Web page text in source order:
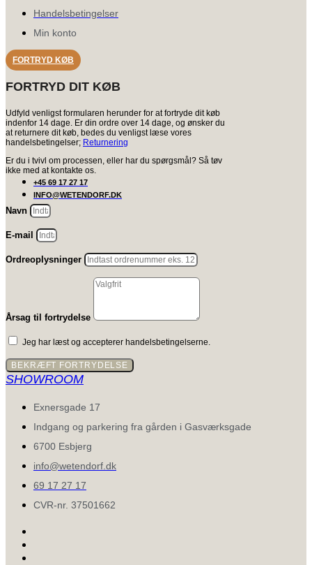
Handelsbetingelser
Min konto
FORTRYD KØB
FORTRYD DIT KØB
Udfyld venligst formularen herunder for at fortryde dit køb
indenfor 14 dage. Er din ordre over 14 dage, og ønsker du
at returnere dit køb, bedes du venligst læse vores
handelsbetingelser; Returnering
Er du i tvivl om processen, eller har du spørgsmål? Så tøv
ikke med at kontakte os.
+45 69 17 27 17
INFO@WETENDORF.DK
Navn
E-mail
Ordreoplysninger
Årsag til fortrydelse
Jeg har læst og accepterer handelsbetingelserne.
BEKRÆFT FORTRYDELSE
SHOWROOM
Exnersgade 17
Indgang og parkering fra gården i Gasværksgade
6700 Esbjerg
info@wetendorf.dk
69 17 27 17
CVR-nr. 37501662